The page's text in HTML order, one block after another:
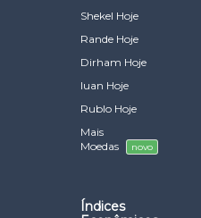
Shekel Hoje
Rande Hoje
Dirham Hoje
Iuan Hoje
Rublo Hoje
Mais
Moedas
novo
Índices